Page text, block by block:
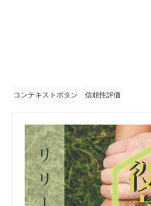
コンテキストボタン 信頼性評価